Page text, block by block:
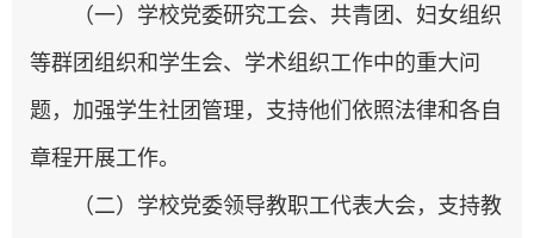
（一）学校党委研究工会、共青团、妇女组织
等群团组织和学生会、学术组织工作中的重大问
题，加强学生社团管理，支持他们依照法律和各自
章程开展工作。
（二）学校党委领导教职工代表大会，支持教